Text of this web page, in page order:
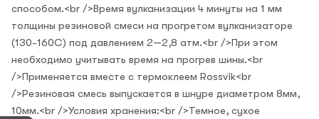
способом.<br />Время вулканизации 4 минуты на 1 мм
толщины резиновой смеси на прогретом вулканизаторе
(130-160С) под давлением 2—2,8 атм.<br />При этом
необходимо учитывать время на прогрев шины.<br
/>Применяется вместе с термоклеем Rossvik<br
/>Резиновая смесь выпускается в шнуре диаметром 8мм,
10мм.<br />Условия хранения:<br />Темное, сухое